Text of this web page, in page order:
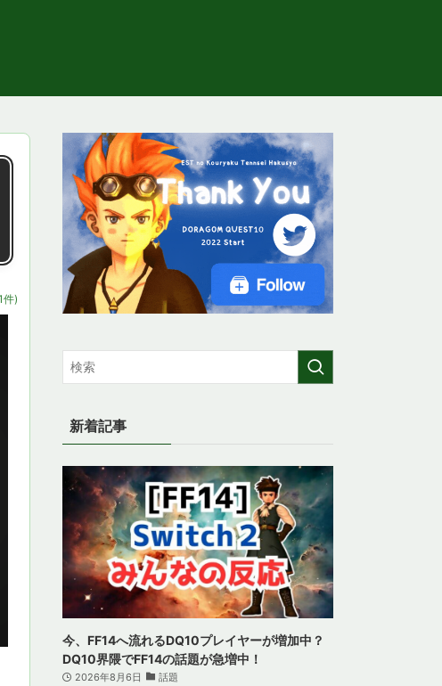
件)
新着記事
今、FF14へ流れるDQ10プレイヤーが増加中？
DQ10界隈でFF14の話題が急増中！
2026年8月6日 話題